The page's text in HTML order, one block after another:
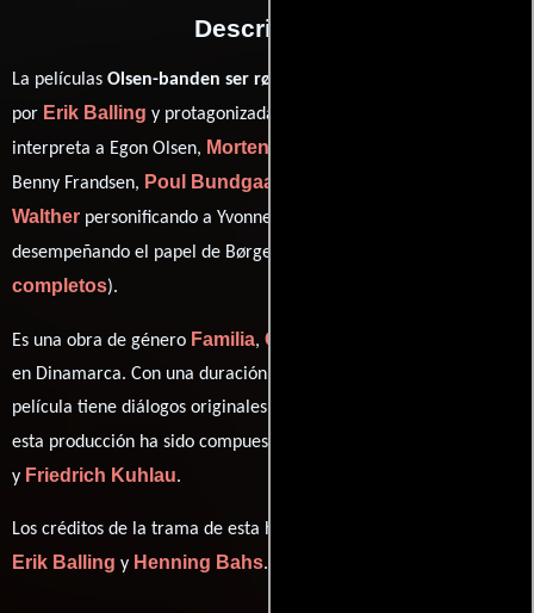
Descripción
La películas Olsen-banden ser rødt
por Erik Balling y protagonizada por
interpreta a Egon Olsen, Morten Grunwald
Benny Frandsen, Poul Bundgaard
Walther personificando a Yvonne Jensen y
desempeñando el papel de Børge Jensen (
completos).
Es una obra de género Familia, Comedia
en Dinamarca. Con una duración de 1h 40m (100 minutos), esta
película tiene diálogos originales en
esta producción ha sido compuesta por
y Friedrich Kuhlau.
Los créditos de la trama de esta historia están divididos entre
Erik Balling y Henning Bahs.